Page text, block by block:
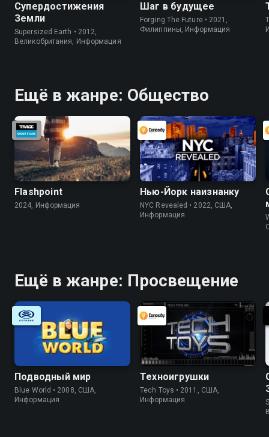
Супердостижения
Земли
Supersized Earth • 2012,
Великобритания, Информация
Шаг в будущее
Forging The Future • 2021,
Филиппины, Информация
Ещё в жанре: Общество
Flashpoint
2024, Информация
Нью-Йорк наизнанку
NYC Revealed • 2022, США,
Информация
Ещё в жанре: Просвещение
Подводный мир
Blue World • 2008, США,
Информация
Техноигрушки
Tech Toys • 2011, США,
Информация